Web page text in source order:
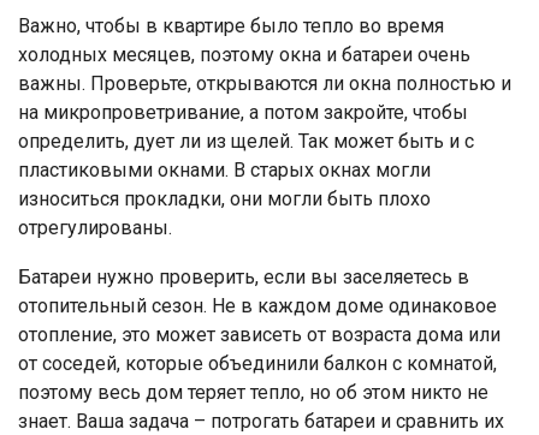
Важно, чтобы в квартире было тепло во время
холодных месяцев, поэтому окна и батареи очень
важны. Проверьте, открываются ли окна полностью и
на микропроветривание, а потом закройте, чтобы
определить, дует ли из щелей. Так может быть и с
пластиковыми окнами. В старых окнах могли
износиться прокладки, они могли быть плохо
отрегулированы.
Батареи нужно проверить, если вы заселяетесь в
отопительный сезон. Не в каждом доме одинаковое
отопление, это может зависеть от возраста дома или
от соседей, которые объединили балкон с комнатой,
поэтому весь дом теряет тепло, но об этом никто не
знает. Ваша задача – потрогать батареи и сравнить их